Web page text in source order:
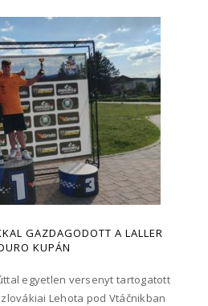
GAZDAGODOTT A LALLER
KUPÁN
egyetlen versenyt tartogatott
Lehota pod Vtáčnikban